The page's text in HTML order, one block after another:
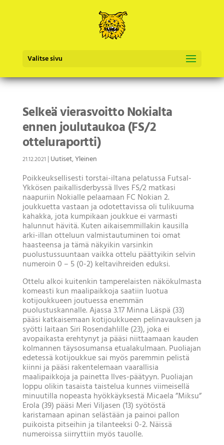
Valitse sivu
Selkeä vierasvoitto Nokialta
ennen joulutaukoa (FS/2
otteluraportti)
21.12.2021 | Uutiset,Yleinen
Poikkeuksellisesti torstai-iltana pelatussa Futsal-
Ykkösen paikallisderbyssä Ilves FS/2 matkasi
naapuriin Nokialle pelaamaan FC Nokian 2.
joukkuetta vastaan ja odotettavissa oli tulikuuma
kahakka, jota kumpikaan joukkue ei varmasti
halunnut hävitä. Kuten aikaisemmillakin kausilla
arki-illan otteluun valmistautuminen toi omat
haasteensa ja tämä näkyikin varsinkin
puolustussuuntaan vaikka ottelu päättyikin selvin
numeroin 0 – 5 (0-2) keltavihreiden eduksi.
Ottelu alkoi kuitenkin tamperelaisten näkökulmasta
komeasti kun maalipaikkoja saatiin luotua
kotijoukkueen joutuessa enemmän
puolustuskannalle. Ajassa 3.17 Minna Läspä (33)
pääsi katkaisemaan kotijoukkueen pelinavauksen ja
syötti laitaan Siri Rosendahlille (23), joka ei
avopaikasta erehtynyt ja pääsi niittaamaan kauden
kolmannen täysosumansa etualakulmaan. Puoliajan
edetessä kotijoukkue sai myös paremmin pelistä
kiinni ja pääsi rakentelemaan vaarallisia
maalipaikkoja ja painetta Ilves-päätyyn. Puoliajan
loppu olikin tasaista taistelua kunnes viimeisellä
minuutilla nopeasta hyökkäyksestä Micaela ”Miksu”
Erola (39) pääsi Meri Viljasen (13) syötöstä
karistamaan apinan selästään ja painoi pallon
puikoista pitseihin ja tilanteeksi 0-2. Näissä
numeroissa siirryttiin myös tauolle.